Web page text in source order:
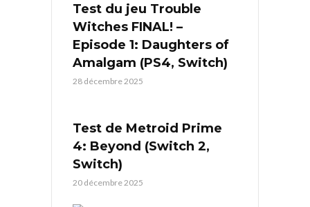
Test du jeu Trouble
Witches FINAL! –
Episode 1: Daughters of
Amalgam (PS4, Switch)
28 décembre 2025
Test de Metroid Prime
4: Beyond (Switch 2,
Switch)
20 décembre 2025